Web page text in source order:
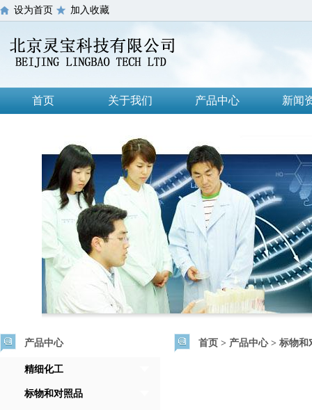
设为首页 加入收藏
首页 关于我们 产品中心 新闻
产品中心
精细化工
标物和对照品
首页 > 产品中心> 标物和